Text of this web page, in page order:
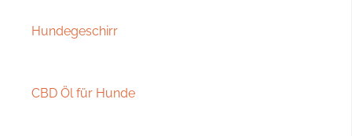
Hundegeschirr
CBD Öl für Hunde